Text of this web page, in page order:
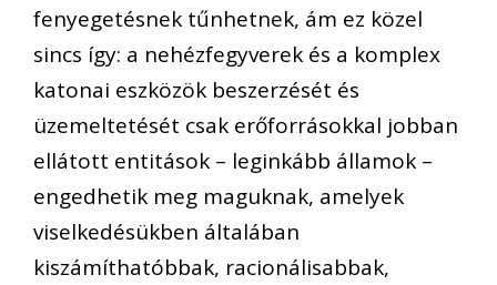
fenyegetésnek tűnhetnek, ám ez közel
sincs így: a nehézfegyverek és a komplex
katonai eszközök beszerzését és
üzemeltetését csak erőforrásokkal jobban
ellátott entitások – leginkább államok –
engedhetik meg maguknak, amelyek
viselkedésükben általában
kiszámíthatóbbak, racionálisabbak,